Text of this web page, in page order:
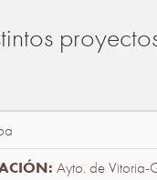
Ayto. de Vitoria-